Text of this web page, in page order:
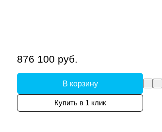
876 100 руб.
В корзину
Купить в 1 клик